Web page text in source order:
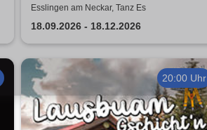
Comedy Show in Esslingen
Esslingen am Neckar, Tanz Es
18.09.2026 - 18.12.2026
20:00 Uhr